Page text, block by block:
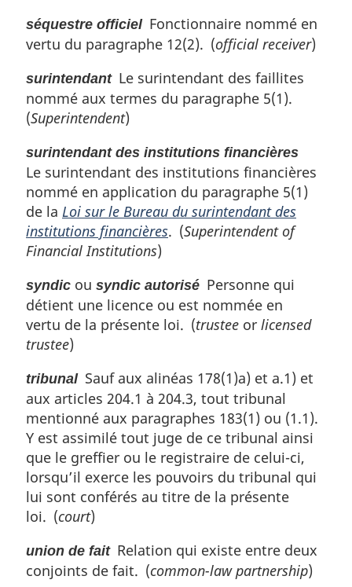
séquestre officielFonctionnaire nommé en
vertu du paragraphe 12(2). (official receiver)
surintendantLe surintendant des faillites
nommé aux termes du paragraphe 5(1).
(Superintendent)
surintendant des institutions financières
Le surintendant des institutions financières
nommé en application du paragraphe 5(1)
de la Loi sur le Bureau du surintendant des
institutions financières. (Superintendent of
Financial Institutions)
syndic ou syndic autorisé Personne qui
détient une licence ou est nommée en
vertu de la présente loi. (trustee or licensed
trustee)
tribunalSauf aux alinéas 178(1)a) et a.1) et
aux articles 204.1 à 204.3, tout tribunal
mentionné aux paragraphes 183(1) ou (1.1).
Y est assimilé tout juge de ce tribunal ainsi
que le greffier ou le registraire de celui-ci,
lorsqu’il exerce les pouvoirs du tribunal qui
lui sont conférés au titre de la présente
loi. (court)
union de faitRelation qui existe entre deux
conjoints de fait. (common-law partnership)